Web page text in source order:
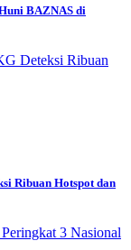
BAZNAS di
Ribuan Hotspot dan